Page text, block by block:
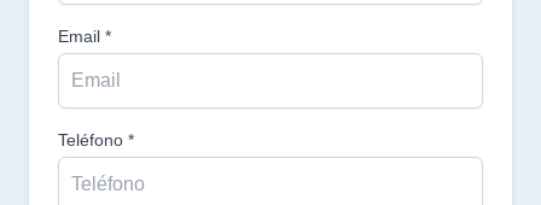
Email *
Teléfono *